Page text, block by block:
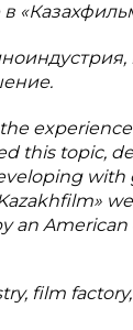
this topic,
with
an American
film